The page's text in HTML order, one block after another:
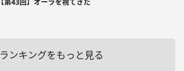
【第43回】オーラを視てきた
ランキングをもっと見る